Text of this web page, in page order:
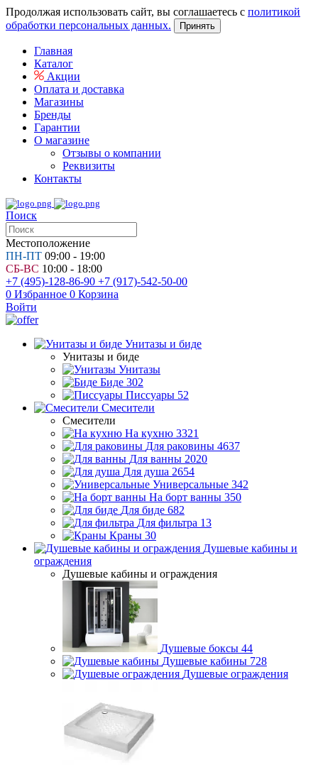
Продолжая использовать сайт, вы соглашаетесь с политикой
обработки персональных данных.
Принять
Главная
Каталог
Акции
Оплата и доставка
Магазины
Бренды
Гарантии
О магазине
Отзывы о компании
Реквизиты
Контакты
Поиск
Местоположение
ПН-ПТ 09:00 - 19:00
СБ-ВС 10:00 - 18:00
+7 (495)-128-86-90 +7 (917)-542-50-00
0 Избранное 0 Корзина
Войти
Унитазы и биде
Унитазы и биде
Унитазы
Биде 302
Писсуары 52
Смесители
Смесители
На кухню 3321
Для раковины 4637
Для ванны 2020
Для душа 2654
Универсальные 342
На борт ванны 350
Для биде 682
Для фильтра 13
Краны 30
Душевые кабины и
ограждения
Душевые кабины и ограждения
Душевые боксы 44
Душевые кабины 728
Душевые ограждения